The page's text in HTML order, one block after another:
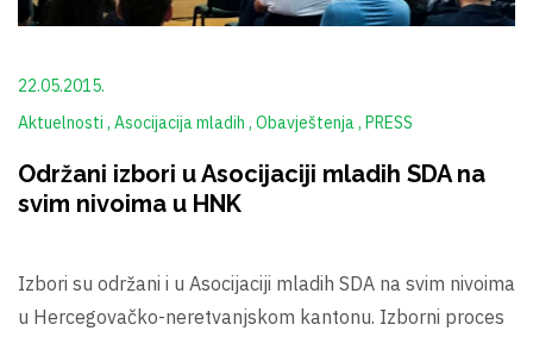
22.05.2015.
Aktuelnosti Asocijacija mladih Obavještenja PRESS
Održani izbori u Asocijaciji mladih SDA na
svim nivoima u HNK
Izbori su održani i u Asocijaciji mladih SDA na svim nivoima
u Hercegovačko-neretvanjskom kantonu. Izborni proces